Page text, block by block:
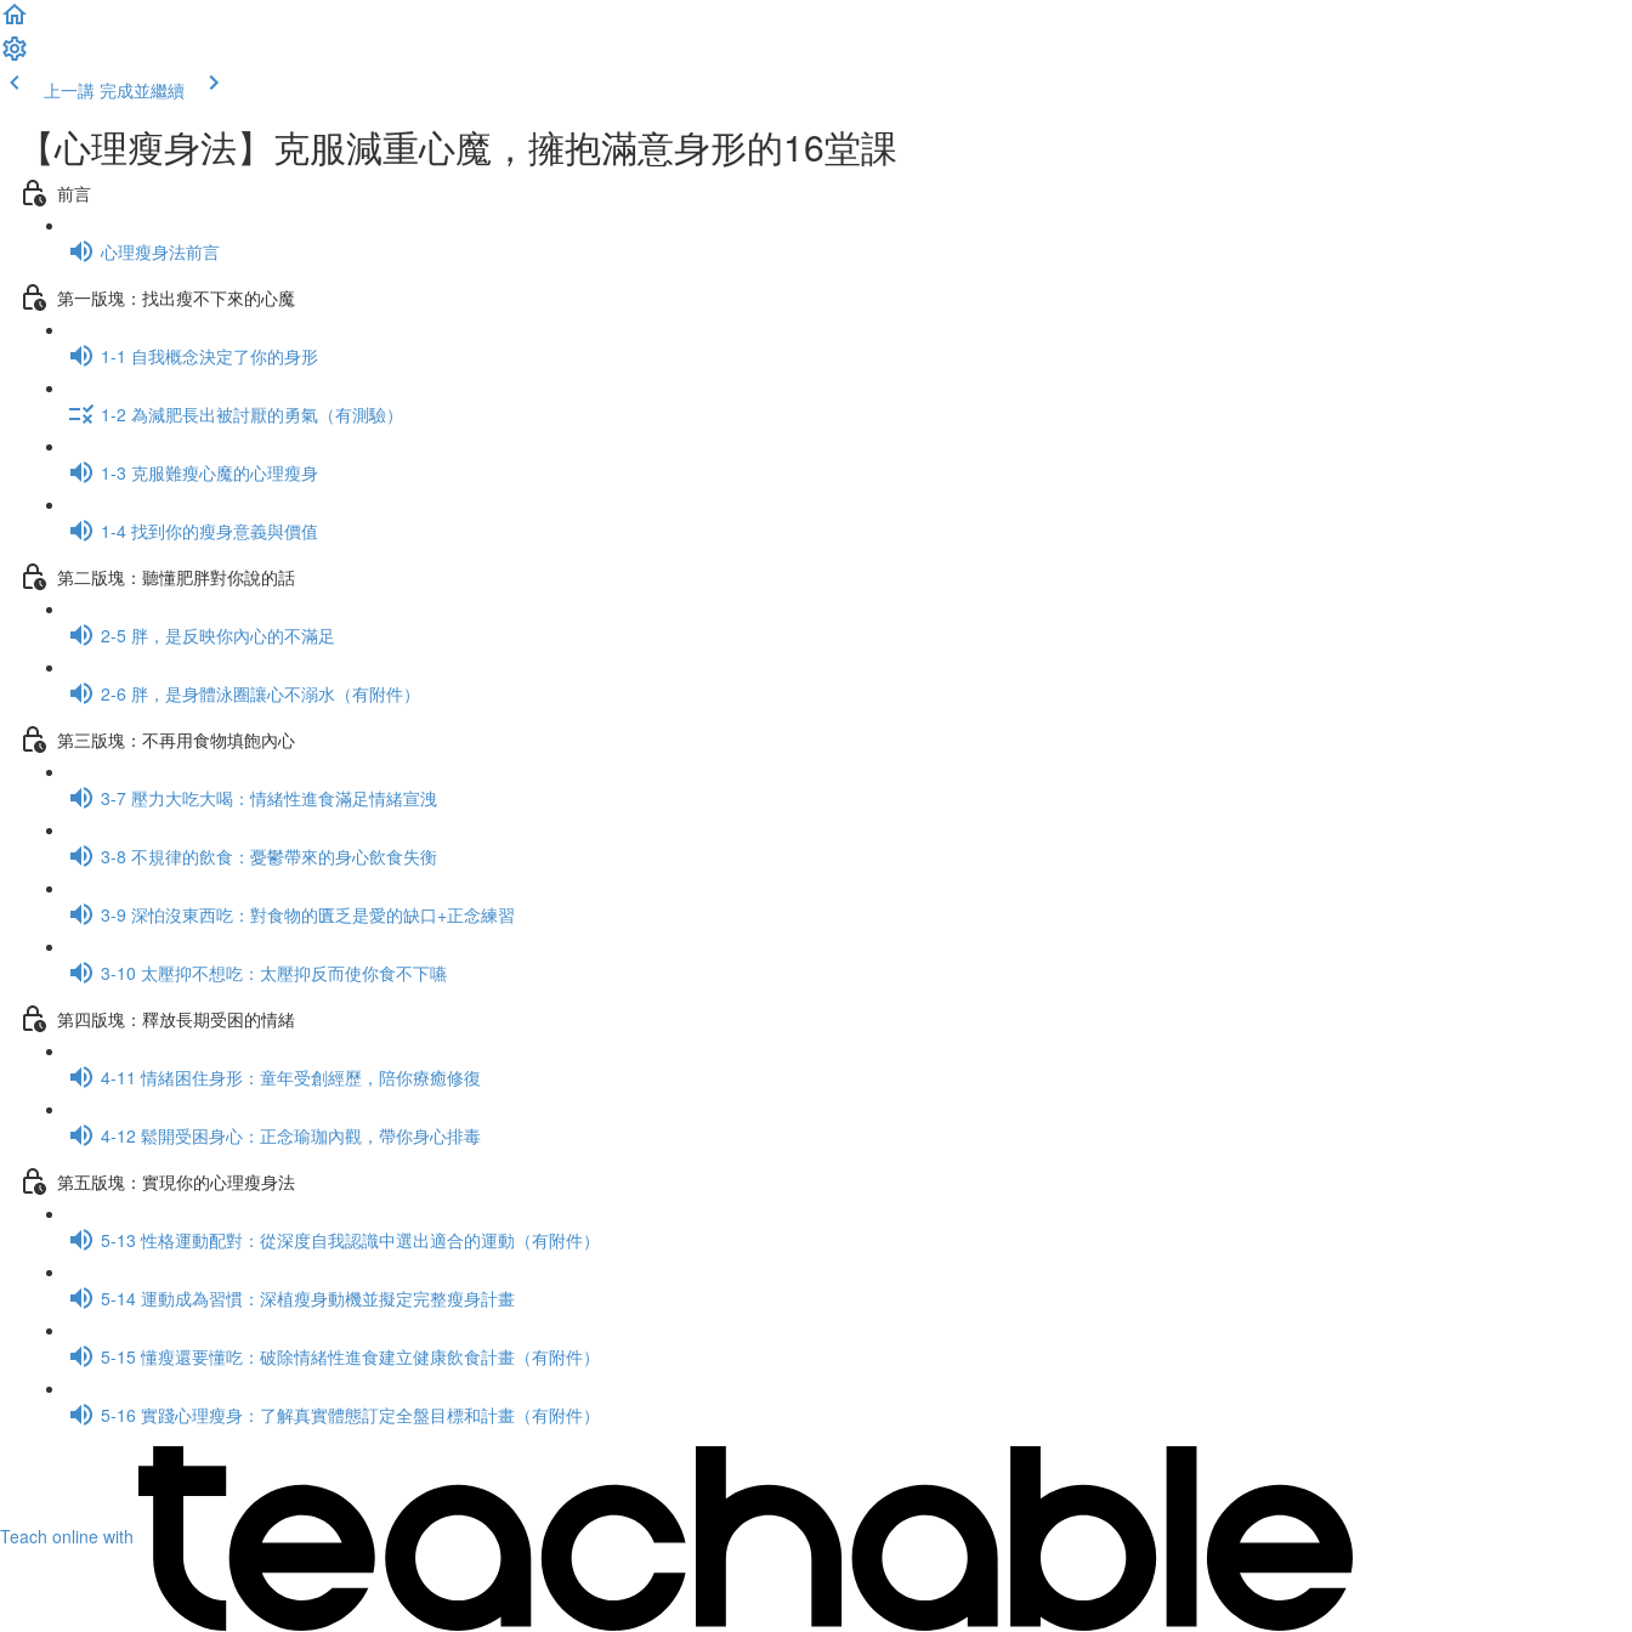
上一講 完成並繼續
【心理瘦身法】克服減重心魔，擁抱滿意身形的16堂課
前言
心理瘦身法前言
第一版塊：找出瘦不下來的心魔
1-1 自我概念決定了你的身形
1-2 為減肥長出被討厭的勇氣（有測驗）
1-3 克服難瘦心魔的心理瘦身
1-4 找到你的瘦身意義與價值
第二版塊：聽懂肥胖對你說的話
2-5 胖，是反映你內心的不滿足
2-6 胖，是身體泳圈讓心不溺水（有附件）
第三版塊：不再用食物填飽內心
3-7 壓力大吃大喝：情緒性進食滿足情緒宣洩
3-8 不規律的飲食：憂鬱帶來的身心飲食失衡
3-9 深怕沒東西吃：對食物的匱乏是愛的缺口+正念練習
3-10 太壓抑不想吃：太壓抑反而使你食不下嚥
第四版塊：釋放長期受困的情緒
4-11 情緒困住身形：童年受創經歷，陪你療癒修復
4-12 鬆開受困身心：正念瑜珈內觀，帶你身心排毒
第五版塊：實現你的心理瘦身法
5-13 性格運動配對：從深度自我認識中選出適合的運動（有附件）
5-14 運動成為習慣：深植瘦身動機並擬定完整瘦身計畫
5-15 懂瘦還要懂吃：破除情緒性進食建立健康飲食計畫（有附件）
5-16 實踐心理瘦身：了解真實體態訂定全盤目標和計畫（有附件）
Teach online with